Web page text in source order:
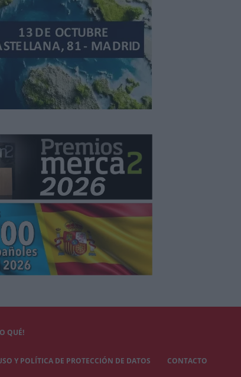
QUÉ!
Y POLÍTICA DE PROTECCIÓN DE DATOS CONTACTO